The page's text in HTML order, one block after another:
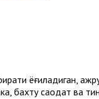
ёғиладиган,
бахту саодат ва